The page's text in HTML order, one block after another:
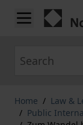
Skip to Content
Home / Law &
/ Public